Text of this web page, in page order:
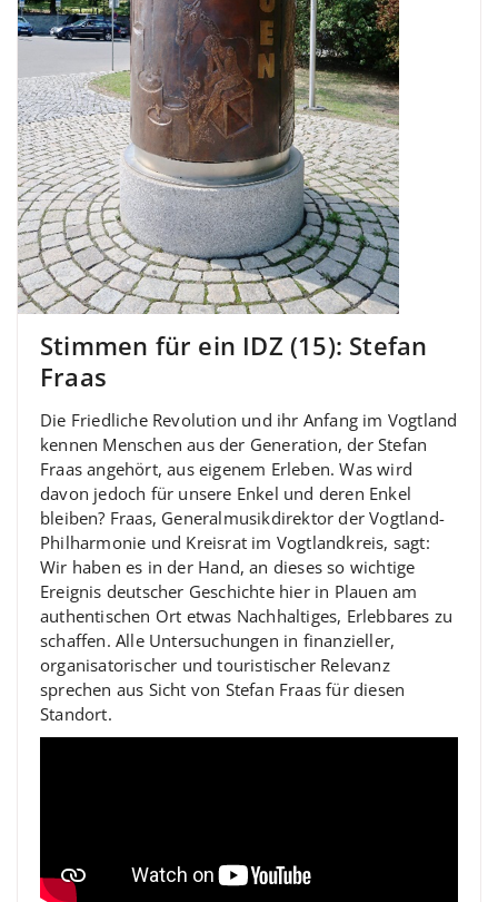
Stimmen für ein IDZ (15): Stefan
Fraas
Die Friedliche Revolution und ihr Anfang im Vogtland
kennen Menschen aus der Generation, der Stefan
Fraas angehört, aus eigenem Erleben. Was wird
davon jedoch für unsere Enkel und deren Enkel
bleiben? Fraas, Generalmusikdirektor der Vogtland-
Philharmonie und Kreisrat im Vogtlandkreis, sagt:
Wir haben es in der Hand, an dieses so wichtige
Ereignis deutscher Geschichte hier in Plauen am
authentischen Ort etwas Nachhaltiges, Erlebbares zu
schaffen. Alle Untersuchungen in finanzieller,
organisatorischer und touristischer Relevanz
sprechen aus Sicht von Stefan Fraas für diesen
Standort.